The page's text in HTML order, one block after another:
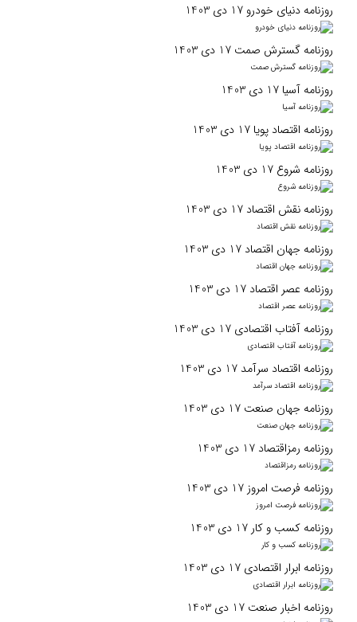
روزنامه دنیای خودرو 17 دی 1403
روزنامه گسترش صمت 17 دی 1403
روزنامه آسیا 17 دی 1403
روزنامه اقتصاد پویا 17 دی 1403
روزنامه شروع 17 دی 1403
روزنامه نقش اقتصاد 17 دی 1403
روزنامه جهان اقتصاد 17 دی 1403
روزنامه عصر اقتصاد 17 دی 1403
روزنامه آفتاب اقتصادی 17 دی 1403
روزنامه اقتصاد سرآمد 17 دی 1403
روزنامه جهان صنعت 17 دی 1403
روزنامه رمزاقتصاد 17 دی 1403
روزنامه فرصت امروز 17 دی 1403
روزنامه کسب و کار 17 دی 1403
روزنامه ابرار اقتصادی 17 دی 1403
روزنامه اخبار صنعت 17 دی 1403